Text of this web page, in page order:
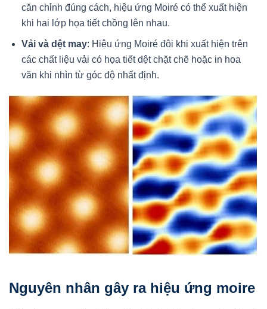
căn chỉnh đúng cách, hiệu ứng Moiré có thể xuất hiện
khi hai lớp họa tiết chồng lên nhau.
Vải và dệt may: Hiệu ứng Moiré đôi khi xuất hiện trên
các chất liệu vải có họa tiết dệt chặt chẽ hoặc in hoa
văn khi nhìn từ góc độ nhất định.
Nguyên nhân gây ra hiệu ứng moire